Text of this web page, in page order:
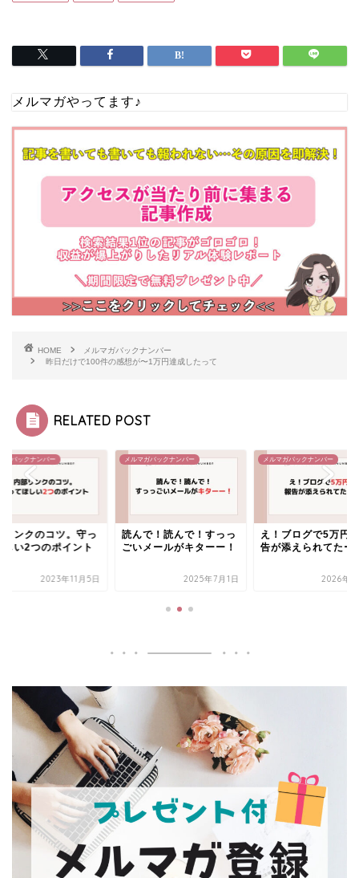
メルマガやってます♪
HOME
メルマガバックナンバー
昨日だけで100件の感想が〜1万円達成したって
RELATED POST
ガバックナンバー
リンクのコツ。守っ
しい2つのポイント
2023年11月5日
メルマガバックナンバー
読んで！読んで！すっっ
ごいメールがキターー！
2025年7月1日
メルマガバックナンバー
え！ブログで5万円
告が添えられてたー
2026年3